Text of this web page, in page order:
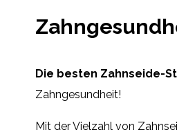
Die besten Zahnseide-
Zahngesundheit!
Mit der Vielzahl von